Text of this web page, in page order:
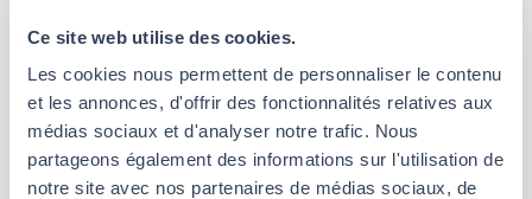
Ce site web utilise des cookies.
Les cookies nous permettent de personnaliser le contenu
et les annonces, d'offrir des fonctionnalités relatives aux
médias sociaux et d'analyser notre trafic. Nous
partageons également des informations sur l'utilisation de
notre site avec nos partenaires de médias sociaux, de
plus en plus de candidats sont accompagnés dans
cette voie de formation par France Travail. Avec un
bon profil, un projet professionnel bien ficelé et une
grande motivation, vous mettez toutes les chances
de votre côté pour que France Travail réponde
favorablement à votre demande de financement !